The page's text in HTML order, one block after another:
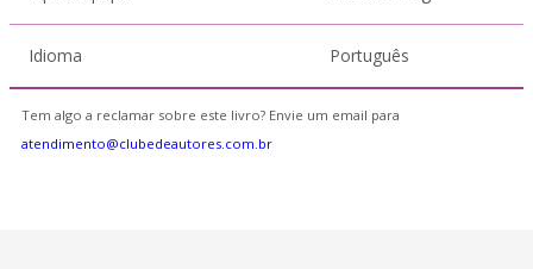
Idioma Português
Tem algo a reclamar sobre este livro? Envie um email para
atendimento@clubedeautores.com.br